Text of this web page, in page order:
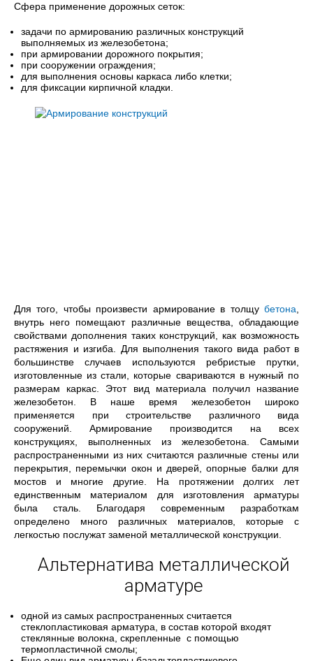
Сфера применение дорожных сеток:
задачи по армированию различных конструкций
выполняемых из железобетона;
при армировании дорожного покрытия;
при сооружении ограждения;
для выполнения основы каркаса либо клетки;
для фиксации кирпичной кладки.
Для того, чтобы произвести армирование в толщу бетона
внутрь него помещают различные вещества, обладающие
свойствами дополнения таких конструкций, как возможность
растяжения и изгиба. Для выполнения такого вида работ в
большинстве случаев используются ребристые прутки,
изготовленные из стали, которые свариваются в нужный по
размерам каркас. Этот вид материала получил название
железобетон. В наше время железобетон широко
применяется при строительстве различного вида
сооружений. Армирование производится на всех
конструкциях, выполненных из железобетона. Самыми
распространенными из них считаются различные стены или
перекрытия, перемычки окон и дверей, опорные балки для
мостов и многие другие. На протяжении долгих лет
единственным материалом для изготовления арматуры
была сталь. Благодаря современным разработкам
определено много различных материалов, которые с
легкостью послужат заменой металлической конструкции.
Альтернатива металлической
арматуре
одной из самых распространенных считается
стеклопластиковая арматура, в состав которой входят
стеклянные волокна, скрепленные с помощью
термопластичной смолы;